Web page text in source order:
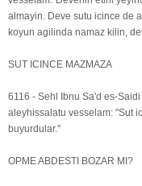
almayin. Deve sutu icince de
koyun agilinda namaz kilin,
SUT ICINCE MAZMAZA
6116 - Sehl Ibnu Sa'd es-
aleyhissalatu vesselam: "Sut
buyurdular."
OPME ABDESTI BOZAR MI?